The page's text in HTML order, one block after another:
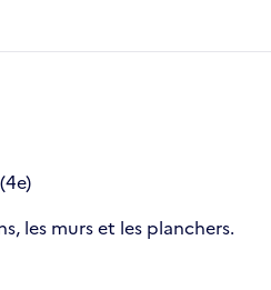
les murs et les planchers.